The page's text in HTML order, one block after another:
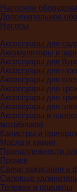
Насосное
Дополнительное
Насосы
Аксессуары для
Аккумуляторы и
Аксессуары для
Аксессуары для
Аксессуары для
Аксессуары для
Аксессуары для
Аксессуары для
Аксессуары и
мотоблоков
Канистры и
Масла и химия
Принадлежности
Прочее
Свечи зажигания и
Силовые
Тележки и прицепы